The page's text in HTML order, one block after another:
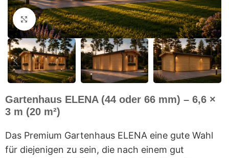
Klick zum Vergrößern
Gartenhaus ELENA (44 oder 66 mm) – 6,6 ×
3 m (20 m²)
Das Premium Gartenhaus ELENA eine gute Wahl
für diejenigen zu sein, die nach einem gut